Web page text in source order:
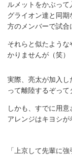
ルメットをかぶっ
グライオン達と同
方のメンバーで試合
それらと似たよう
かりませんが（笑）
実際、亮太が加入
って離陸するぞっ
しかも、すでに用
アレンジはキヨシが
「上京して先輩に